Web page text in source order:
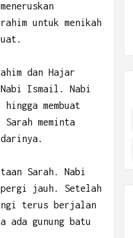
untuk menikah
dan Hajar
Ismail. Nabi
membuat
meminta
darinya.
Sarah. Nabi
pergi jauh. Setelah
terus berjalan
ada gunung batu